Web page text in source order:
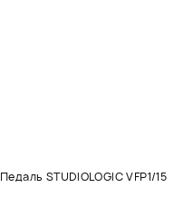
Педаль STUDIOLOGIC VFP1/15